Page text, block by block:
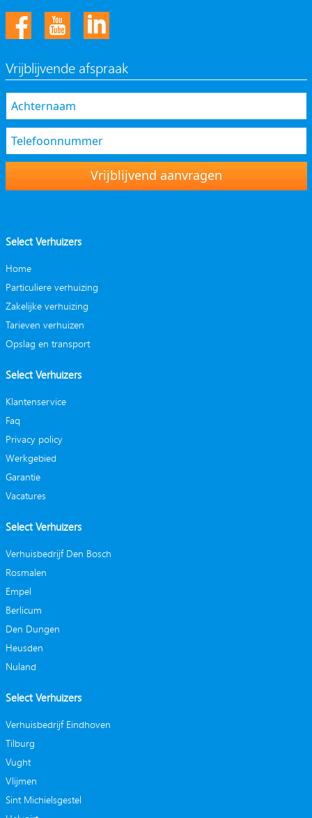
Vrijblijvende afspraak
Vrijblijvend aanvragen
Select Verhuizers
Home
Particuliere verhuizing
Zakelijke verhuizing
Tarieven verhuizen
Opslag en transport
Select Verhuizers
Klantenservice
Faq
Privacy policy
Werkgebied
Garantie
Vacatures
Select Verhuizers
Verhuisbedrijf Den Bosch
Rosmalen
Empel
Berlicum
Den Dungen
Heusden
Nuland
Select Verhuizers
Verhuisbedrijf Eindhoven
Tilburg
Vught
Vlijmen
Sint Michielsgestel